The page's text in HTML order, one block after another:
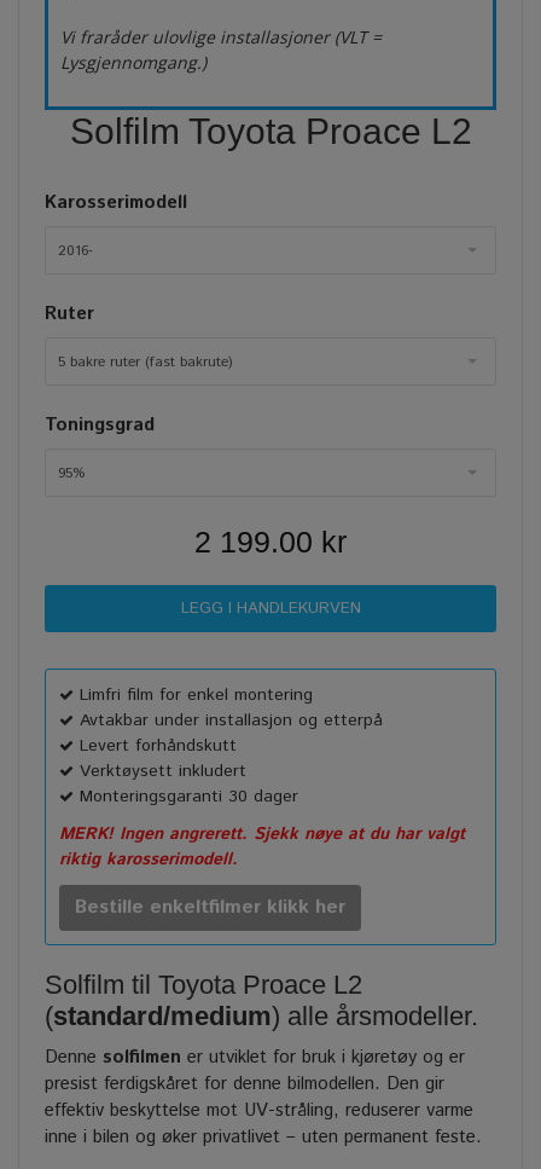
Vi fraråder ulovlige installasjoner (VLT =
Lysgjennomgang.)
Solfilm Toyota Proace L2
Karosserimodell
2016-
Ruter
5 bakre ruter (fast bakrute)
Toningsgrad
95%
2 199.00 kr
Limfri film for enkel montering
Avtakbar under installasjon og etterpå
Levert forhåndskutt
Verktøysett inkludert
Monteringsgaranti 30 dager
MERK! Ingen angrerett. Sjekk nøye at du har valgt
riktig karosserimodell.
Bestille enkeltfilmer klikk her
Solfilm til Toyota Proace L2
(standard/medium) alle årsmodeller.
Denne solfilmen er utviklet for bruk i kjøretøy og er
presist ferdigskåret for denne bilmodellen. Den gir
effektiv beskyttelse mot UV-stråling, reduserer varme
inne i bilen og øker privatlivet – uten permanent feste.